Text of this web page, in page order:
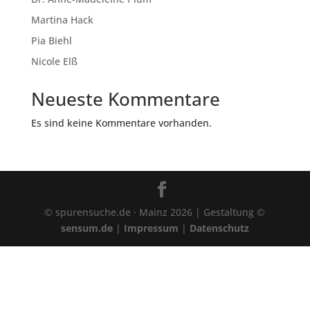
Martina Hack
Pia Biehl
Nicole Elß
Neueste Kommentare
Es sind keine Kommentare vorhanden.
© spurensuche.de · Mainz 2026 | Gestaltung ©
sensum.de| Impressum | Datenschutz